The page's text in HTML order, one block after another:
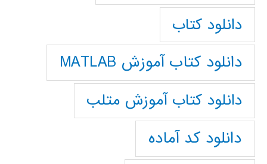
دانلود کتاب
دانلود کتاب آموزش MATLAB
دانلود کتاب آموزش متلب
دانلود کد آماده